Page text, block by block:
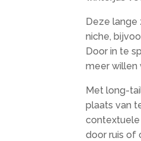
Deze lange
niche,
Door in te
meer willen
Met long-
plaats van
contextuele
door ruis of